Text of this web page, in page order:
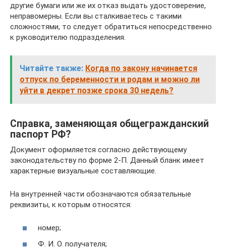
другие бумаги или же их отказ выдать удостоверение,
неправомерны. Если вы сталкиваетесь с такими
сложностями, то следует обратиться непосредственно
к руководителю подразделения.
Читайте также: Когда по закону начинается
отпуск по беременности и родам и можно ли
уйти в декрет позже срока 30 недель?
Справка, заменяющая общегражданский
паспорт РФ?
Документ оформляется согласно действующему
законодательству по форме 2-П. Данный бланк имеет
характерные визуальные составляющие.
На внутренней части обозначаются обязательные
реквизиты, к которым относятся:
номер;
Ф. И. О. получателя;